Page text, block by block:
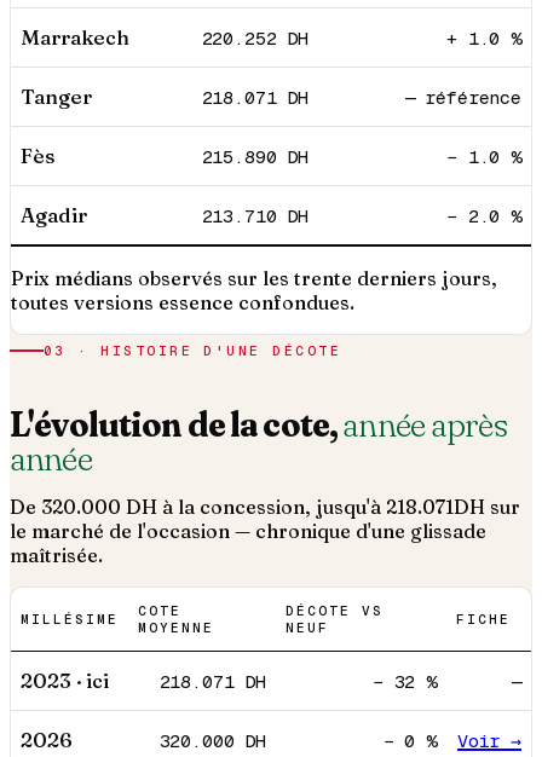
Marrakech 220.252 DH + 1.0 %
Tanger 218.071DH — référence
Fès 215.890 DH − 1.0 %
Agadir 213.710 DH − 2.0 %
Prix médians observés sur les trente derniers jours,
toutes versions essence confondues.
03 · HISTOIRE D'UNE DÉCOTE
L'évolution de la cote,année après
année
De 320.000 DH à la concession, jusqu'à 218.071DH sur
le marché de l'occasion — chronique d'une glissade
maîtrisée.
MILLÉSIME
COTE
MOYENNE
DÉCOTE VS
NEUF
FICHE
2023 · ici 218.071DH − 32 % —
2026 320.000 DH −0 % Voir →